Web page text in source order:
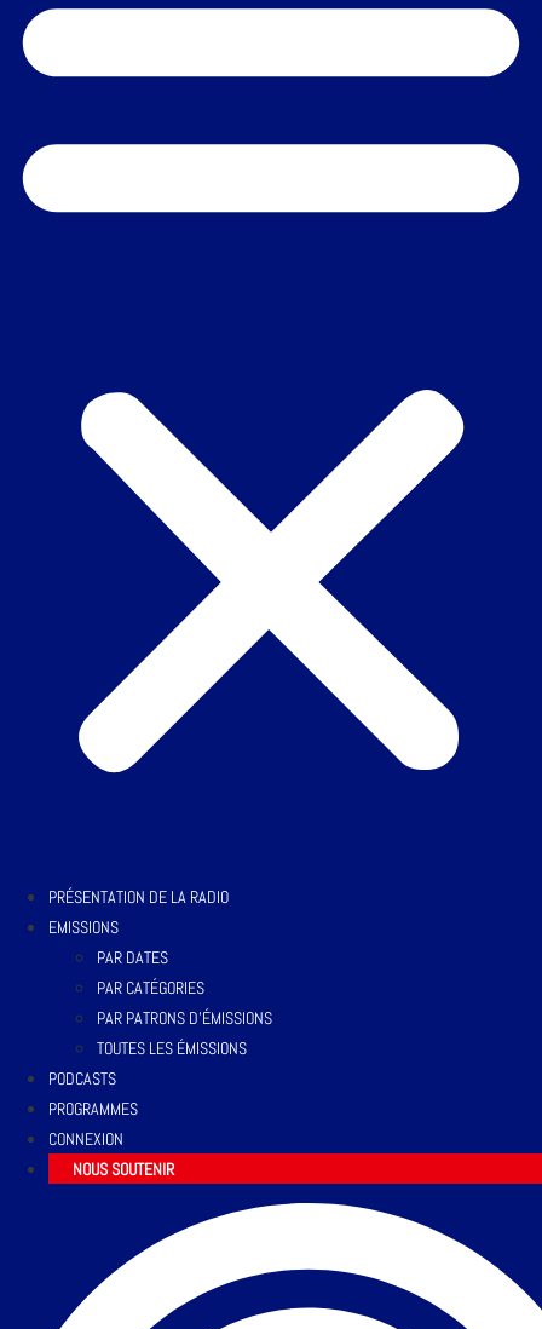
PRÉSENTATION DE LA RADIO
EMISSIONS
PAR DATES
PAR CATÉGORIES
PAR PATRONS D’ÉMISSIONS
TOUTES LES ÉMISSIONS
PODCASTS
PROGRAMMES
CONNEXION
NOUS SOUTENIR